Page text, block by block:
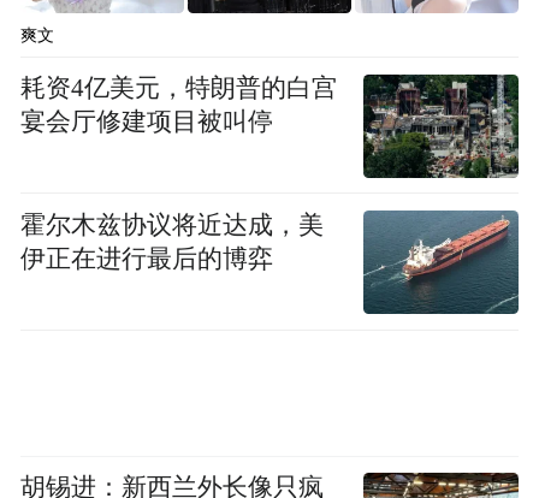
小米SU7在一年前的3月发布，发布当晚4分
钟大定破1万辆。也就是说，YU7不是翻倍，
而是在翻倍的基础上，在后面直接加了一个
成绩的跨越式突破，不仅给了小米和雷军喜
悦，更改变了他们的心态。“我有一次在内部
的一个讲话，泄露出来以后也挺狼狈的，也
我们就是小孩子……但是万万没有想到，我
爽文
耗资4亿美元，特朗普的白宫
宴会厅修建项目被叫停
霍尔木兹协议将近达成，美
伊正在进行最后的博弈
胡锡进：新西兰外长像只疯